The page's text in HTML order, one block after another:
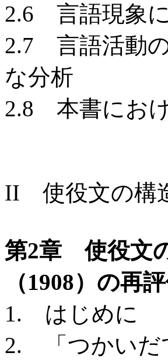
2.6 言語現象
2.7 言語活動
な分析
2.8 本書にお
II 使役文の構
第2章 使役文
（1908）の再
1. はじめに
2. 「つかいだ